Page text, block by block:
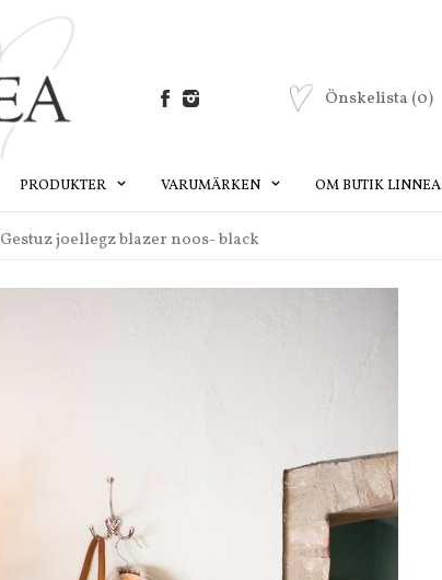
Önskelista (0)
PRODUKTER VARUMÄRKEN OM BUTIK LINNEA
Gestuz joellegz blazer noos- black